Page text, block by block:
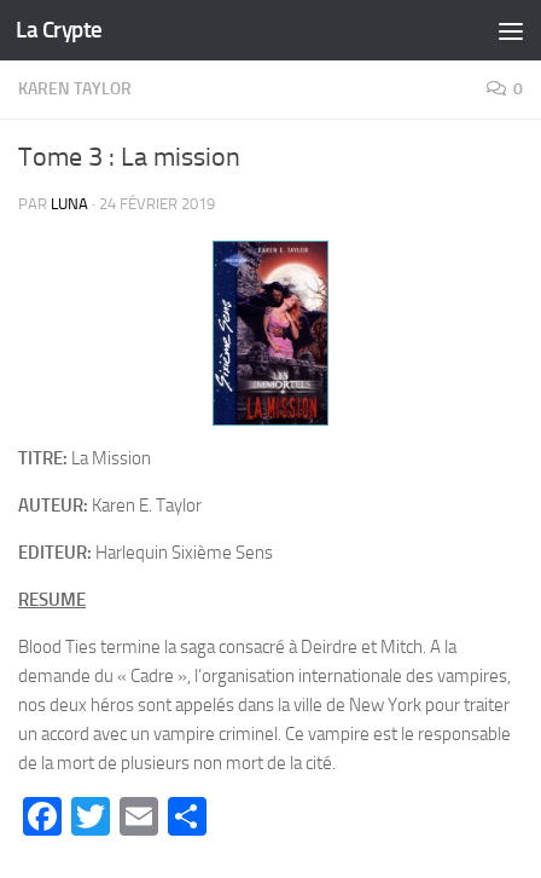
Skip to content
La Crypte
KAREN TAYLOR 0
Tome 3 : La mission
PAR LUNA · 24 FÉVRIER 2019
TITRE: La Mission
AUTEUR: Karen E. Taylor
EDITEUR: Harlequin Sixième Sens
RESUME
Blood Ties termine la saga consacré à Deirdre et Mitch. A la
demande du « Cadre », l’organisation internationale des vampires,
nos deux héros sont appelés dans la ville de New York pour traiter
un accord avec un vampire criminel. Ce vampire est le responsable
de la mort de plusieurs non mort de la cité.
Facebook
Twitter
Email